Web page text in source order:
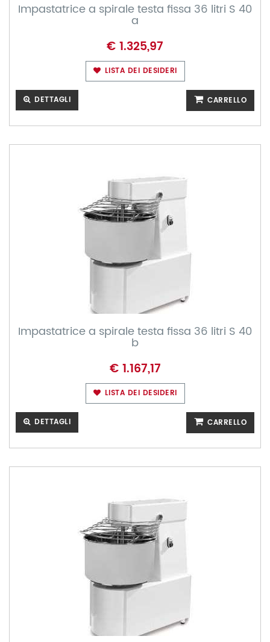
Impastatrice a spirale testa fissa 36 litri S 40
a
€ 1.325,97
LISTA DEI DESIDERI
DETTAGLI CARRELLO
Impastatrice a spirale testa fissa 36 litri S 40
b
€ 1.167,17
LISTA DEI DESIDERI
DETTAGLI CARRELLO